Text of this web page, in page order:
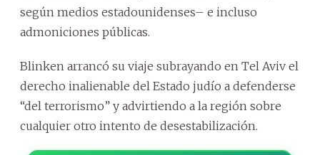
según medios estadounidenses– e incluso
admoniciones públicas.
Blinken arrancó su viaje subrayando en Tel Aviv el
derecho inalienable del Estado judío a defenderse
“del terrorismo” y advirtiendo a la región sobre
cualquier otro intento de desestabilización.